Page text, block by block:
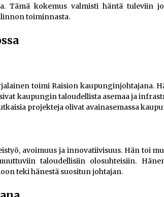
Tämä kokemus valmisti häntä tuleviin
toiminnasta.
toimi Raision kaupunginjohtajana.
kaupungin taloudellista asemaa ja
projekteja olivat avainasemassa
avoimuus ja innovatiivisuus. Hän toi
taloudellisiin olosuhteisiin.
teki hänestä suositun johtajan.